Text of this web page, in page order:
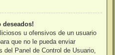
deseados!
u ofensivos de un usuario
que no le pueda enviar
del Panel de Control de Usuario,